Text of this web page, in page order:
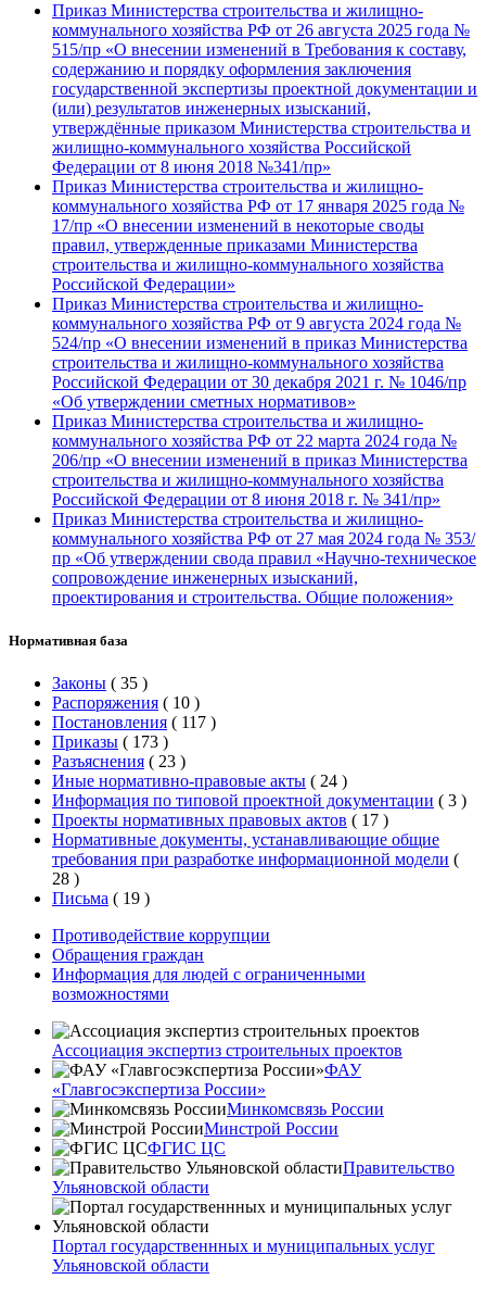
Приказ Министерства строительства и жилищно-
коммунального хозяйства РФ от 26 августа 2025 года №
515/пр «О внесении изменений в Требования к составу,
содержанию и порядку оформления заключения
государственной экспертизы проектной документации и
(или) результатов инженерных изысканий,
утверждённые приказом Министерства строительства и
жилищно-коммунального хозяйства Российской
Федерации от 8 июня 2018 №341/пр»
Приказ Министерства строительства и жилищно-
коммунального хозяйства РФ от 17 января 2025 года №
17/пр «О внесении изменений в некоторые своды
правил, утвержденные приказами Министерства
строительства и жилищно-коммунального хозяйства
Российской Федерации»
Приказ Министерства строительства и жилищно-
коммунального хозяйства РФ от 9 августа 2024 года №
524/пр «О внесении изменений в приказ Министерства
строительства и жилищно-коммунального хозяйства
Российской Федерации от 30 декабря 2021 г. № 1046/пр
«Об утверждении сметных нормативов»
Приказ Министерства строительства и жилищно-
коммунального хозяйства РФ от 22 марта 2024 года №
206/пр «О внесении изменений в приказ Министерства
строительства и жилищно-коммунального хозяйства
Российской Федерации от 8 июня 2018 г. № 341/пр»
Приказ Министерства строительства и жилищно-
коммунального хозяйства РФ от 27 мая 2024 года № 353/
пр «Об утверждении свода правил «Научно-техническое
сопровождение инженерных изысканий,
проектирования и строительства. Общие положения»
Нормативная база
Законы ( 35 )
Распоряжения ( 10 )
Постановления ( 117 )
Приказы ( 173 )
Разъяснения ( 23 )
Иные нормативно-правовые акты ( 24 )
Информация по типовой проектной документации ( 3 )
Проекты нормативных правовых актов ( 17 )
Нормативные документы, устанавливающие общие
требования при разработке информационной модели (
28 )
Письма ( 19 )
Противодействие коррупции
Обращения граждан
Информация для людей с ограниченными
возможностями
Ассоциация экспертиз строительных проектов
ФАУ
«Главгосэкспертиза России»
Минкомсвязь России
Минстрой России
ФГИС ЦС
Правительство
Ульяновской области
Портал государственнных и муниципальных услуг
Ульяновской области